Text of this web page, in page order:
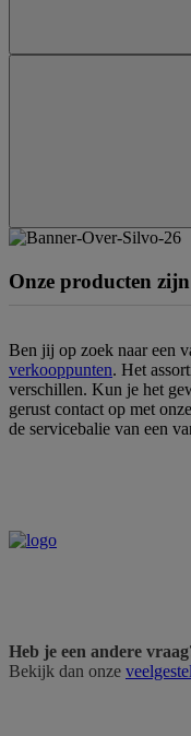
Onze producten
Ben jij op zoek naar een
verkooppunten. Het
verschillen. Kun je het
gerust contact op met onze
de servicebalie van een
Heb je een andere
Bekijk dan onze